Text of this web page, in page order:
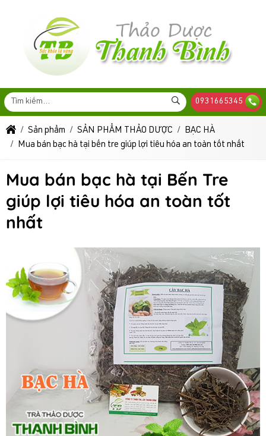
0931665345
Sản phẩm SẢN PHẨM THẢO DƯỢC
BẠC HÀ
Mua bán bạc hà tại bến tre giúp lợi tiêu hóa an toàn tốt nhất
Mua bán bạc hà tại Bến Tre
giúp lợi tiêu hóa an toàn tốt
nhất